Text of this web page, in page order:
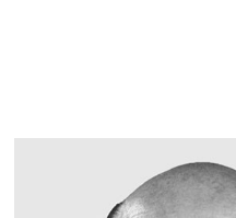
emil@hedinn.is